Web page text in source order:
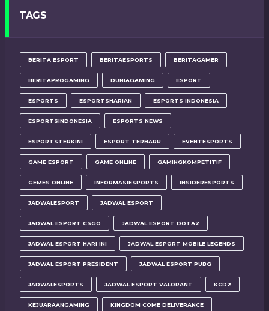
TAGS
BERITA ESPORT BERITAESPORTS BERITAGAMER
BERITAPROGAMING DUNIAGAMING ESPORT
ESPORTS ESPORTSHARIAN ESPORTS INDONESIA
ESPORTSINDONESIA ESPORTS NEWS
ESPORTSTERKINI ESPORT TERBARU EVENTESPORTS
GAME ESPORT GAME ONLINE GAMINGKOMPETITIF
GEMES ONLINE INFORMASIESPORTS INSIDERESPORTS
JADWALESPORT JADWAL ESPORT
JADWAL ESPORT CSGO JADWAL ESPORT DOTA2
JADWAL ESPORT HARI INI JADWAL ESPORT MOBILE LEGENDS
JADWAL ESPORT PRESIDENT JADWAL ESPORT PUBG
JADWALESPORTS JADWAL ESPORT VALORANT KCD2
KEJUARAANGAMING KINGDOM COME DELIVERANCE